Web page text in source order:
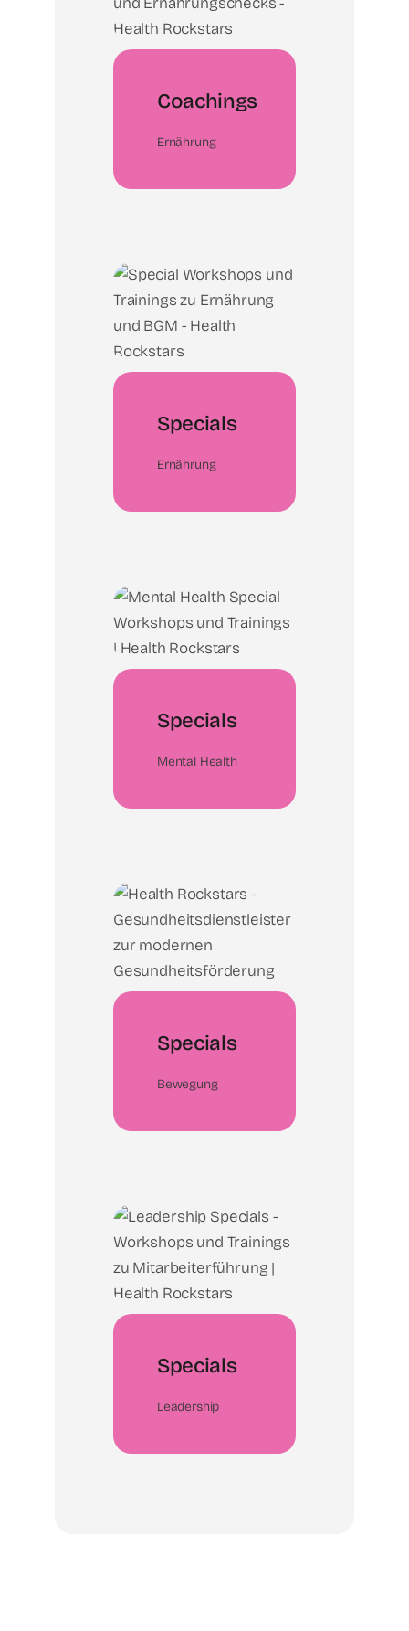
Coachings
Ernährung
Specials
Ernährung
Specials
Mental Health
Specials
Bewegung
Specials
Leadership